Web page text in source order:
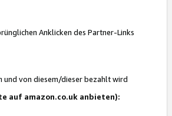
Anklicken des Partner-Links
und von diesem/dieser bezahlt wird
auf amazon.co.uk anbieten):